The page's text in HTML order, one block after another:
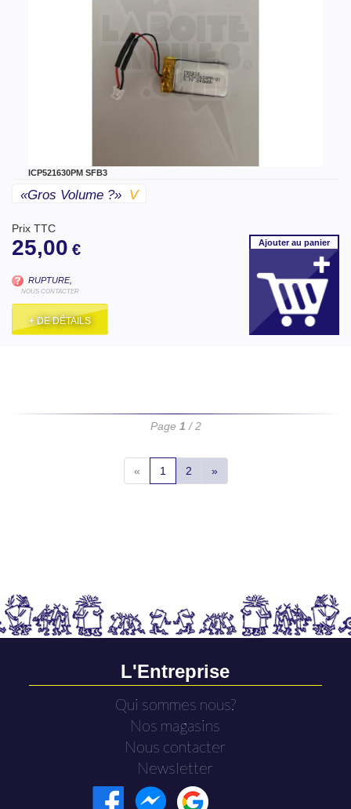
ICP521630PM SFB3
«gros Volume ?» V
Prix TTC
25,00 €
RUPTURE,
NOUS CONTACTER
+ DE DÉTAILS
Ajouterau panier
Page 1 / 2
« 1 2 »
L'Entreprise
Qui sommes nous?
Nos magasins
Nous contacter
Newsletter